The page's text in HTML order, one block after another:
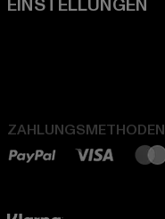
ZAHLUNGSMETHODEN